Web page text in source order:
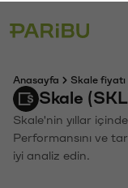
Anasayfa Skale fiyatı
Skale
Skale'nin yıllar
Performansını ve
iyi analiz edin.